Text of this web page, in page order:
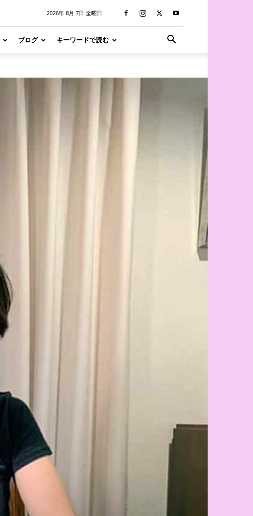
2026年 8月 7日 金曜日
ブログ キーワードで読む